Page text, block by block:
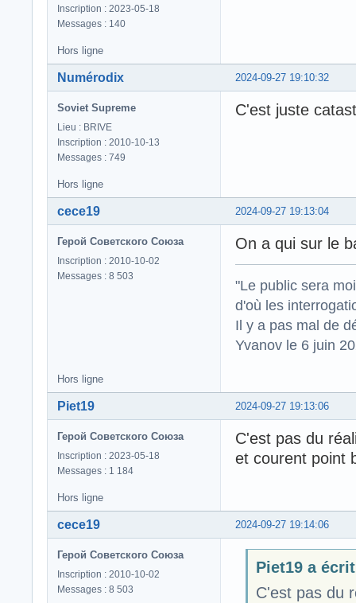
Inscription : 2023-05-18
Messages : 140
Hors ligne
2024-09-27 19:10:32
Numérodix
Soviet Supreme
Lieu : BRIVE
Inscription : 2010-10-13
Messages : 749
C'est juste
Hors ligne
2024-09-27 19:13:04
cece19
Герой Советского Союза
Inscription : 2010-10-02
Messages : 8 503
On a qui sur le
"Le public sera
d'où les
Il y a pas mal de
Yvanov le 6 juin
Hors ligne
2024-09-27 19:13:06
Piet19
Герой Советского Союза
Inscription : 2023-05-18
Messages : 1 184
C'est pas du
et courent point
Hors ligne
2024-09-27 19:14:06
cece19
Герой Советского Союза
Inscription : 2010-10-02
Messages : 8 503
Piet19 a
C'est pas du